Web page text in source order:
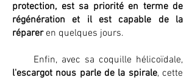
protection, est sa priorité en terme de
régénération et il est capable de la
répareren quelques jours.
Enfin, avec sa coquille hélicoïdale,
l'escargot nous parle de la spirale, cette